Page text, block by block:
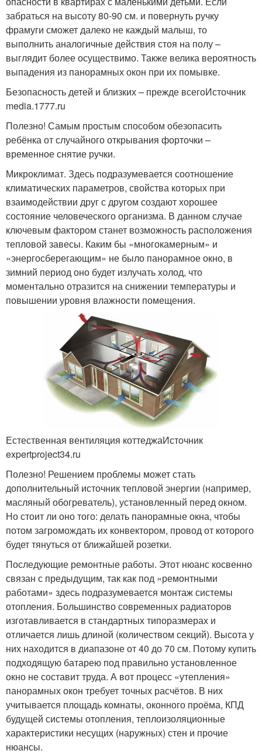
забраться на высоту 80-90 см. и повернуть ручку
фрамуги сможет далеко не каждый малыш, то
выполнить аналогичные действия стоя на полу –
выглядит более осуществимо. Также велика вероятность
выпадения из панорамных окон при их помывке.
Безопасность детей и близких – прежде всегоИсточник
media.1777.ru
Полезно! Самым простым способом обезопасить
ребёнка от случайного открывания форточки –
временное снятие ручки.
Микроклимат. Здесь подразумевается соотношение
климатических параметров, свойства которых при
взаимодействии друг с другом создают хорошее
состояние человеческого организма. В данном случае
ключевым фактором станет возможность расположения
тепловой завесы. Каким бы «многокамерным» и
«энергосберегающим» не было панорамное окно, в
зимний период оно будет излучать холод, что
моментально отразится на снижении температуры и
повышении уровня влажности помещения.
Естественная вентиляция коттеджаИсточник
expertproject34.ru
Полезно! Решением проблемы может стать
дополнительный источник тепловой энергии (например,
масляный обогреватель), установленный перед окном.
Но стоит ли оно того: делать панорамные окна, чтобы
потом загромождать их конвектором, провод от которого
будет тянуться от ближайшей розетки.
Последующие ремонтные работы. Этот нюанс косвенно
связан с предыдущим, так как под «ремонтными
работами» здесь подразумевается монтаж системы
отопления. Большинство современных радиаторов
изготавливается в стандартных типоразмерах и
отличается лишь длиной (количеством секций). Высота у
них находится в диапазоне от 40 до 70 см. Потому купить
подходящую батарею под правильно установленное
окно не составит труда. А вот процесс «утепления»
панорамных окон требует точных расчётов. В них
учитывается площадь комнаты, оконного проёма, КПД
будущей системы отопления, теплоизоляционные
характеристики несущих (наружных) стен и прочие
нюансы.